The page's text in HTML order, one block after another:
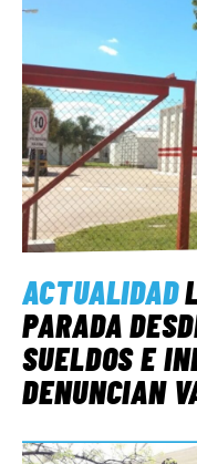
ACTUALIDAD
PARADA
SUELDOS E
DENUNCIAN